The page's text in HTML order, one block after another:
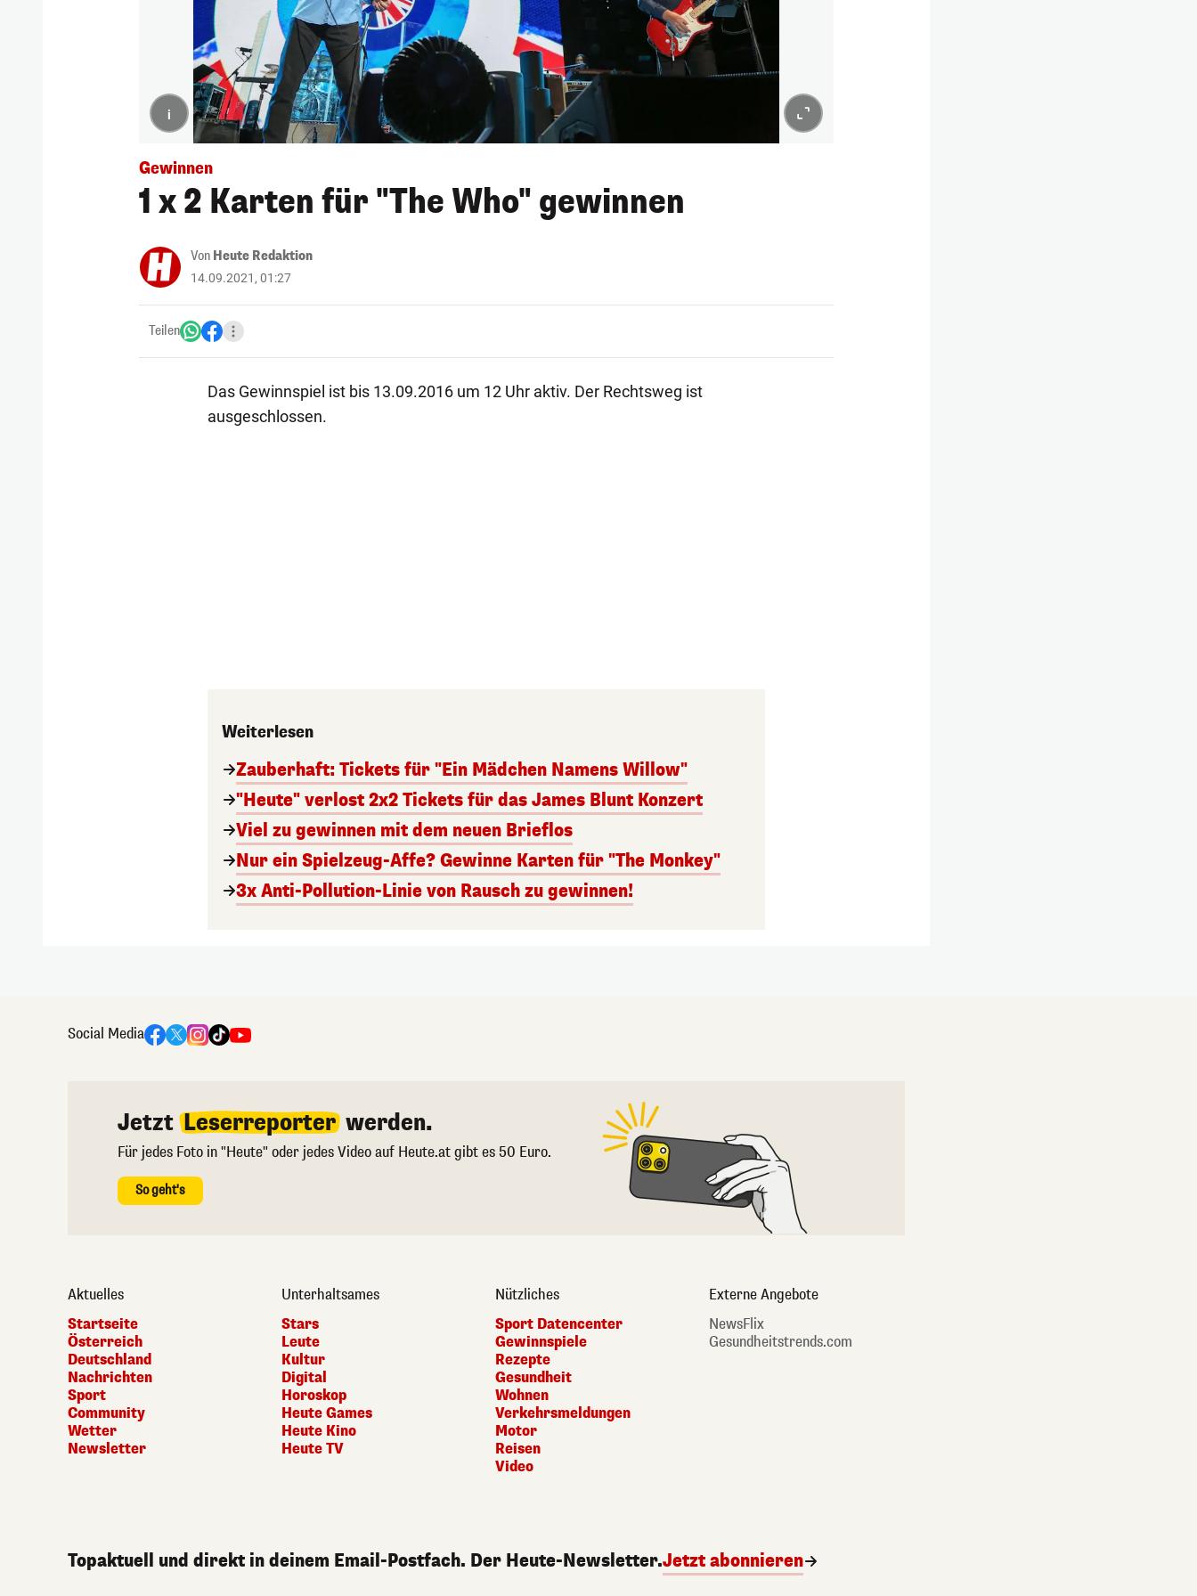
i
Gewinnen
1 x 2 Karten für "The Who" gewinnen
Von Heute Redaktion
14.09.2021, 01:27
Teilen
Das Gewinnspiel ist bis 13.09.2016 um 12 Uhr aktiv. Der Rechtsweg ist
ausgeschlossen.
Weiterlesen
Zauberhaft: Tickets für "Ein Mädchen Namens Willow"
"Heute" verlost 2x2 Tickets für das James Blunt Konzert
Viel zu gewinnen mit dem neuen Brieflos
Nur ein Spielzeug-Affe? Gewinne Karten für "The Monkey"
3x Anti-Pollution-Linie von Rausch zu gewinnen!
Social Media
Jetzt Leserreporter werden.
Für jedes Foto in "Heute" oder jedes Video auf Heute.at gibt es 50 Euro.
So geht's
Aktuelles
Startseite
Österreich
Deutschland
Nachrichten
Sport
Community
Wetter
Newsletter
Unterhaltsames
Stars
Leute
Kultur
Digital
Horoskop
Heute Games
Heute Kino
Heute TV
Nützliches
Sport Datencenter
Gewinnspiele
Rezepte
Gesundheit
Wohnen
Verkehrsmeldungen
Motor
Reisen
Video
Externe Angebote
NewsFlix
Gesundheitstrends.com
Topaktuell und direkt in deinem Email-Postfach. Der Heute-Newsletter.Jetzt abonnieren